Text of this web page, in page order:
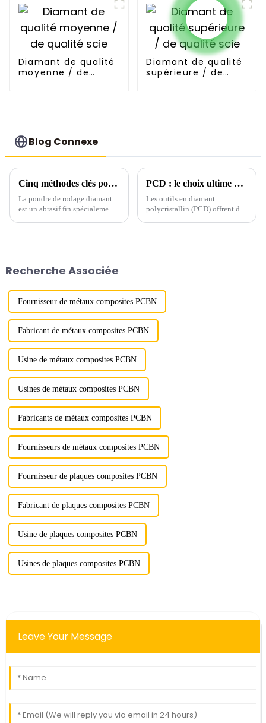
Diamant de qualité
moyenne / de
Diamant de qualité
supérieure / de
Blog Connexe
Cinq méthodes clés pour déterminer la qualité de la poudre de diamant
La poudre de rodage diamant
est un abrasif fin spécialement
en...
PCD : le choix ultime pour l'usinage de pièces en aluminium
Les outils en diamant
polycristallin (PCD) offrent des
Recherche Associée
Fournisseur de métaux composites PCBN
Fabricant de métaux composites PCBN
Usine de métaux composites PCBN
Usines de métaux composites PCBN
Fabricants de métaux composites PCBN
Fournisseurs de métaux composites PCBN
Fournisseur de plaques composites PCBN
Fabricant de plaques composites PCBN
Usine de plaques composites PCBN
Usines de plaques composites PCBN
Leave Your Message